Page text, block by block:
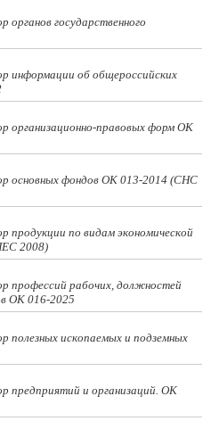
органов государственного
информации об общероссийских
организационно-правовых форм ОК
основных фондов ОК 013-2014 (СНС
продукции по видам экономической
2008)
профессий рабочих, должностей
ОК 016-2025
полезных ископаемых и подземных
предприятий и организаций. ОК